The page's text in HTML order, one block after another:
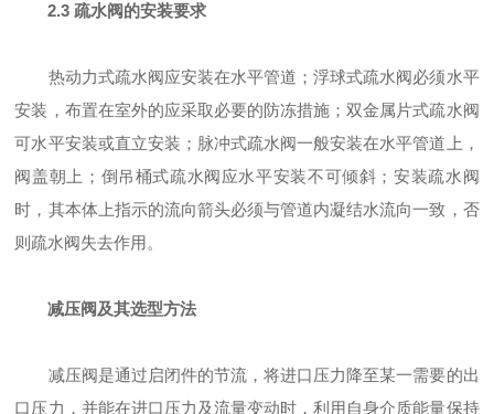
2.3 疏水阀的安装要求
热动力式疏水阀应安装在水平管道；浮球式疏水阀必须水平
安装，布置在室外的应采取必要的防冻措施；双金属片式疏水阀
可水平安装或直立安装；脉冲式疏水阀一般安装在水平管道上，
阀盖朝上；倒吊桶式疏水阀应水平安装不可倾斜；安装疏水阀
时，其本体上指示的流向箭头必须与管道内凝结水流向一致，否
则疏水阀失去作用。
减压阀及其选型方法
减压阀是通过启闭件的节流，将进口压力降至某一需要的出
口压力，并能在进口压力及流量变动时，利用自身介质能量保持